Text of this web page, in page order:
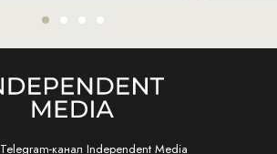
Telegram-канал Independent Media